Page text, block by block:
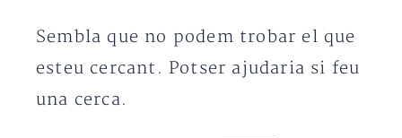
Sembla que no podem trobar el que
esteu cercant. Potser ajudaria si feu
una cerca.